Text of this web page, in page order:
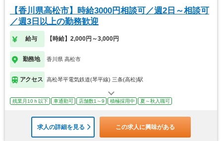
【香川県高松市】時給3000円相談可／週2日～相談可
／週3日以上の勤務歓迎
給与 【時給】2,000円～3,000円
勤務地 香川県 高松市
アクセス 高松琴平電気鉄道(琴平線) 三条(高松)駅
残業月10ｈ以下 車通勤可 店舗数1～9 積極採用中 夏～秋入職可
求人の詳細を見る この求人に興味がある